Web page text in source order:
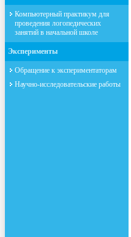
Компьютерный практикум для
проведения логопедических
занятий в начальной школе
Эксперименты
Обращение к экспериментаторам
Научно-исследовательские работы